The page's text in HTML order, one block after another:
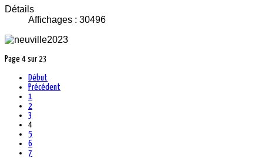
Détails
Affichages : 30496
Page 4 sur 23
Début
Précédent
1
2
3
4
5
6
7